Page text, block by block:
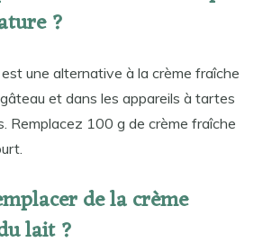
?
une alternative à la crème fraîche
et dans les appareils à tartes
Remplacez 100 g de crème fraîche
de la crème
lait ?